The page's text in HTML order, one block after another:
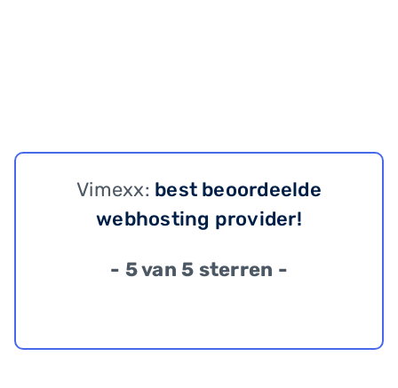
Vimexx: best beoordeelde
webhosting provider!
- 5 van 5 sterren -